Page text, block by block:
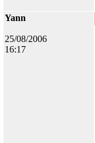
Yann
25/08/2006
16:17